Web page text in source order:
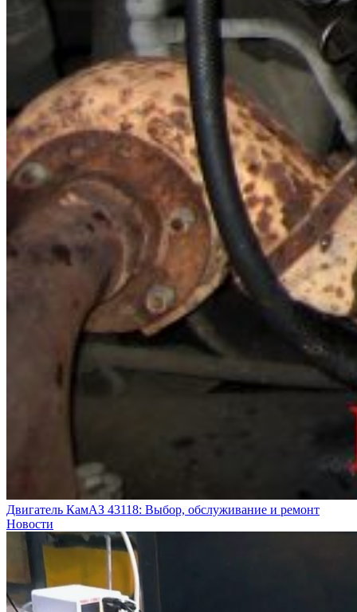
Двигатель КамАЗ 43118: Выбор, обслуживание и ремонт
Новости